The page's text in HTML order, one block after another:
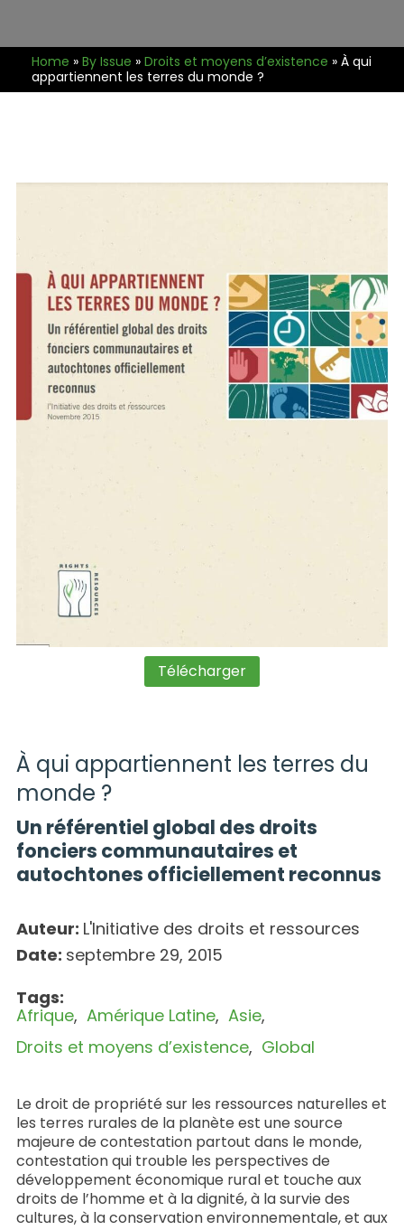
Home » By Issue » Droits et moyens d’existence » À qui
appartiennent les terres du monde ?
Télécharger
À qui appartiennent les terres du
monde ?
Un référentiel global des droits
fonciers communautaires et
autochtones officiellement reconnus
Auteur: L'Initiative des droits et ressources
Date: septembre 29, 2015
Tags:
Afrique Amérique Latine Asie
Droits et moyens d’existence
Global
Le droit de propriété sur les ressources naturelles et
les terres rurales de la planète est une source
majeure de contestation partout dans le monde,
contestation qui trouble les perspectives de
développement économique rural et touche aux
droits de l’homme et à la dignité, à la survie des
cultures, à la conservation environnementale, et aux